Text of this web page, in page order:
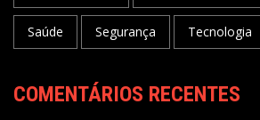
Saúde Segurança Tecnologia
COMENTÁRIOS RECENTES